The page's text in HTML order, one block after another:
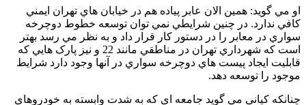
او مي گويد: همين الان عابر پياده هم در خيابان هاي تهران ايمني
کافي ندارد. در چنين شرايطي نمي توان توسعه خطوط دوچرخه
سواري در معابر را در دستور کار قرار داد و به نظر مي رسد بهتر
است که شهرداري تهران در مناطقي مانند 22 و نيز پارک هايي که
قابليت ايجاد پيست هاي دوچرخه سواري در آنها وجود دارد شرايط
موجود را توسعه دهد.
چنانکه کياني مي گويد جامعه اي که به شدت وابسته به خودروهاي